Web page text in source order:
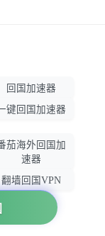
回国加速器
键回国加速器
茄海外回国加
速器
翻墙回国VPN
荐